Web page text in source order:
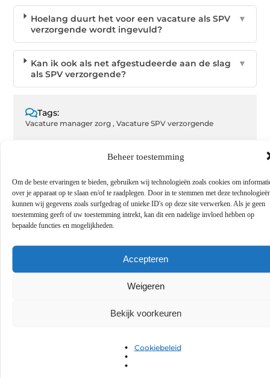
Beheer toestemming
Om de beste ervaringen te bieden, gebruiken wij technologieën zoals cookies om
over je apparaat op te slaan en/of te raadplegen. Door in te stemmen met deze
kunnen wij gegevens zoals surfgedrag of unieke ID's op deze site verwerken. Als je geen
toestemming geeft of uw toestemming intrekt, kan dit een nadelige invloed hebben op
bepaalde functies en mogelijkheden.
Accepteren
Weigeren
Bekijk voorkeuren
Cookiebeleid
Hoelang duurt het voor een vacature als SPV
verzorgende wordt ingevuld?
▼
Kan ik ook als net afgestudeerde aan de slag
als SPV verzorgende?
▼
Tags:
Vacature manager zorg ,Vacature SPV verzorgende
GEPUBLICEERD DOOR
Elise van Kessel
Contentontwikkelaar